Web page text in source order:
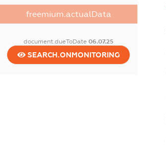
freemium.actualData
document.dueToDate06.07.25
SEARCH.ONMONITORING